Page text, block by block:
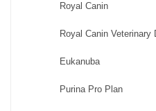
Royal Canin
Royal Canin Veterinary
Eukanuba
Purina Pro Plan